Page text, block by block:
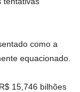
como a
equacionado.
15,746 bilhões